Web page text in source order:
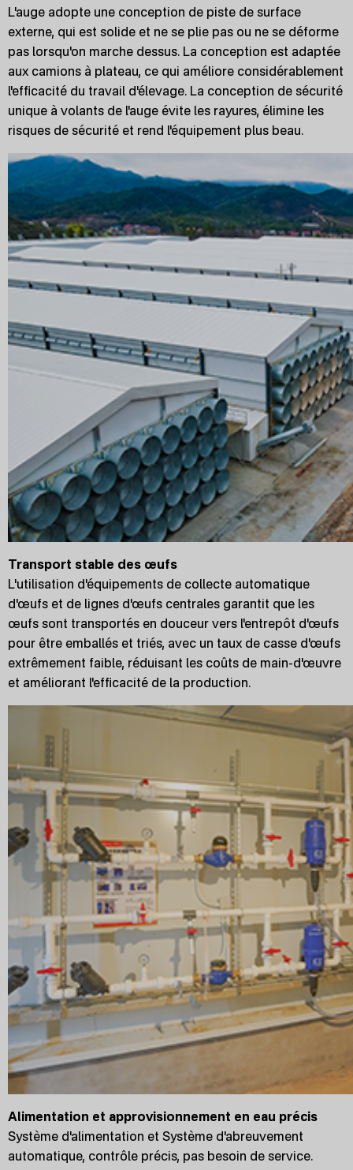
L'auge adopte une conception de piste de surface
externe, qui est solide et ne se plie pas ou ne se déforme
pas lorsqu'on marche dessus. La conception est adaptée
aux camions à plateau, ce qui améliore considérablement
l'efficacité du travail d'élevage. La conception de sécurité
unique à volants de l'auge évite les rayures, élimine les
risques de sécurité et rend l'équipement plus beau.
Transport stable des œufs
L'utilisation d'équipements de collecte automatique
d'œufs et de lignes d'œufs centrales garantit que les
œufs sont transportés en douceur vers l'entrepôt d'œufs
pour être emballés et triés, avec un taux de casse d'œufs
extrêmement faible, réduisant les coûts de main-d'œuvre
et améliorant l'efficacité de la production.
Alimentation et approvisionnement en eau précis
Système d'alimentation et Système d'abreuvement
automatique, contrôle précis, pas besoin de service.